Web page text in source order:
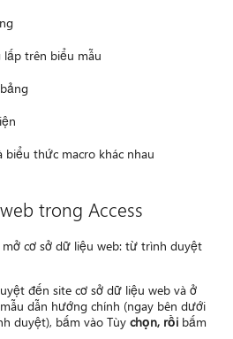
trên biểu mẫu
biểu thức macro khác nhau
trong Access
cơ sở dữ liệu web: từ trình duyệt
đến site cơ sở dữ liệu web và ở
dẫn hướng chính (ngay bên dưới
duyệt), bấm vào Tùychọn, rồi bấm